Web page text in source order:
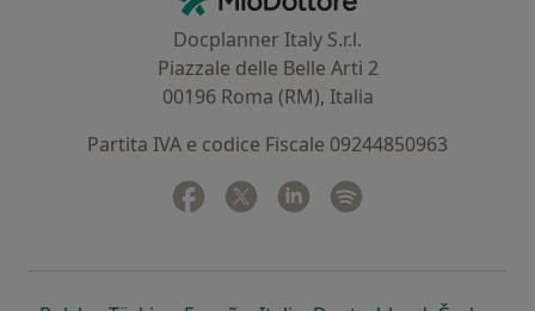
Docplanner Italy S.r.l.
Piazzale delle Belle Arti 2
00196 Roma (RM), Italia
Partita IVA e codice Fiscale 09244850963
Facebook
si apre in una nuova scheda
Twitter
si apre in una nuova scheda
Linkedin
si apre in una nuova